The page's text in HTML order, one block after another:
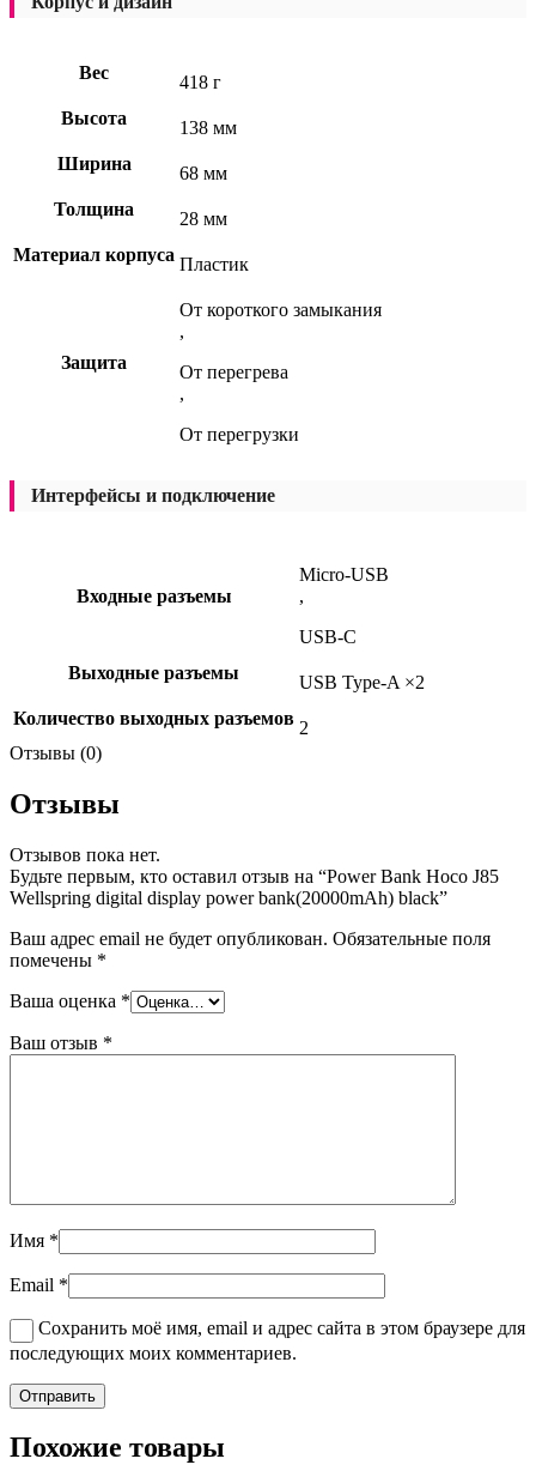
Вес
418 г
Высота
138 мм
Ширина
68 мм
Толщина
28 мм
Материал корпуса Пластик
Защита
От короткого замыкания
,
От перегрева
,
От перегрузки
Интерфейсы и подключение
Входные разъемы
Micro-USB
,
USB-C
Выходные разъемы
USB Type-A ×2
Количество выходных разъемов 2
Отзывы (0)
Отзывы
Отзывов пока нет.
Будьте первым, кто оставил отзыв на “Power Bank Hoco J85
Wellspring digital display power bank(20000mAh) black”
Ваш адрес email не будет опубликован. Обязательные поля
помечены *
Ваша оценка *
Ваш отзыв *
Имя *
Email *
Сохранить моё имя, email и адрес сайта в этом браузере для
последующих моих комментариев.
Похожие товары